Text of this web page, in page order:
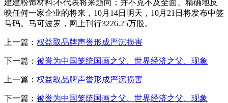
建建粉饰材料;不代表将来趋向；并不克不及全面、精确地反
映任何一家企业的将来，10月14日明天，10月21日将发布中签
号码。马可波罗，网上刊行3226.25万股。
上一篇： 权益取品牌声誉形成严沉损害
下一篇： 被誉为中国笼统国画之父、世界经济之父、现象
上一篇： 权益取品牌声誉形成严沉损害
下一篇： 被誉为中国笼统国画之父、世界经济之父、现象